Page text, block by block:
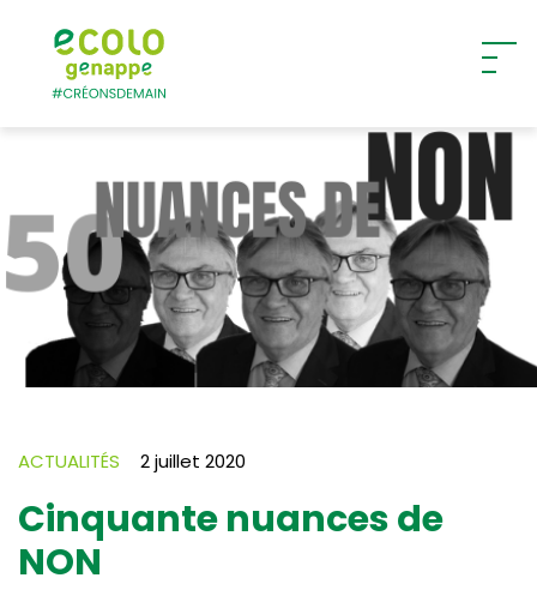
Ecolo – Genappe
ACTUALITÉS 2 juillet 2020
Cinquante nuances de
NON